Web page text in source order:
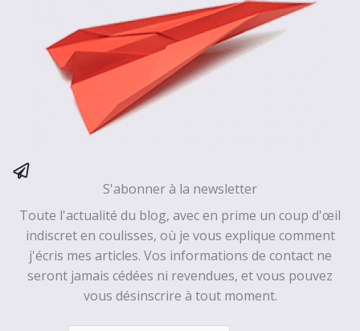
S'abonner à la newsletter
Toute l'actualité du blog, avec en prime un coup d'œil
indiscret en coulisses, où je vous explique comment
j'écris mes articles. Vos informations de contact ne
seront jamais cédées ni revendues, et vous pouvez
vous désinscrire à tout moment.